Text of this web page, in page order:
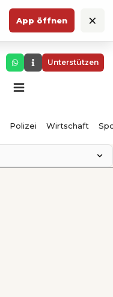
App öffnen ×
Unterstützen
Polizei Wirtschaft